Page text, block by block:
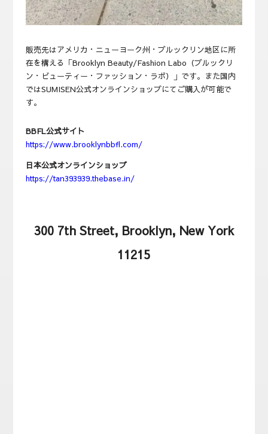
販売先はアメリカ・ニューヨーク州・ブルックリン地区に所
在を構える「Brooklyn Beauty/Fashion Labo（ブルックリ
ン・ビューティー・ファッション・ラボ）
」です。また国内
ではSUMISEN公式オンラインショップにてご購入が可能で
す。
BBFL公式サイト
https://www.brooklynbbfl.com/
日本公式オンラインショップ
https://tan393939.thebase.in/
300 7th Street, Brooklyn, New York
11215